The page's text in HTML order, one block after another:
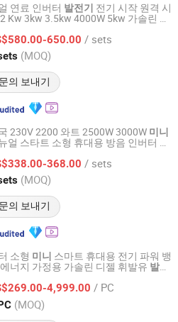
연료 인버터 발전기 전기 시작 원격 시
Kw 3kw 3.5kw 4000W 5kw 가솔린 및
발전기 650.00 / sets
(MOQ)
문의 보내기
Machinery Equipment Co.,
이후 2025
230V 2200 와트 2500W 3000W 미니
얼 스타트 소형 휴대용 방음 인버터 휘
368.00 / sets
(MOQ)
문의 보내기
Machinery Equipment Co.,
이후 2025
소형 미니 스마트 휴대용 전기 파워 뱅
너지 가정용 가솔린 디젤 휘발유 발전
템 맞춤형4,999.00 / PC
(MOQ)
이후 2025